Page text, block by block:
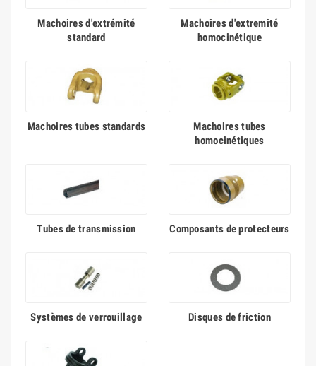
Machoires d'extrémité
standard
Machoires d'extremité
homocinétique
Machoires tubes standards
Machoires tubes
homocinétiques
Tubes de transmission Composants de protecteurs
Systèmes de verrouillage Disques de friction